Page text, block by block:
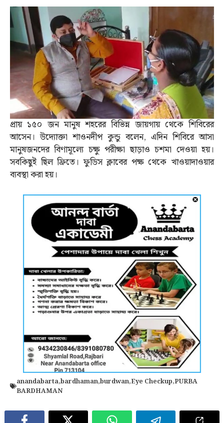
প্রায় ১৫০ জন মানুষ শহরের বিভিন্ন জায়গায় থেকে শিবিরের
আসেন। উদ্যোক্তা শাওনদীপ কুন্ডু বলেন, এদিন শিবিরে আসা
মানুষজনদের বিণামূল্যে চক্ষু পরীক্ষা ছাড়াও চশমা দেওয়া হয়।
সবকিছুই ছিল ফ্রিতে। ফুডিস ক্লাবের পক্ষ থেকে খাওয়াদাওয়ার
ব্যবস্থা করা হয়।
anandabarta,bardhaman,burdwan,Eye Checkup,PURBA
BARDHAMAN